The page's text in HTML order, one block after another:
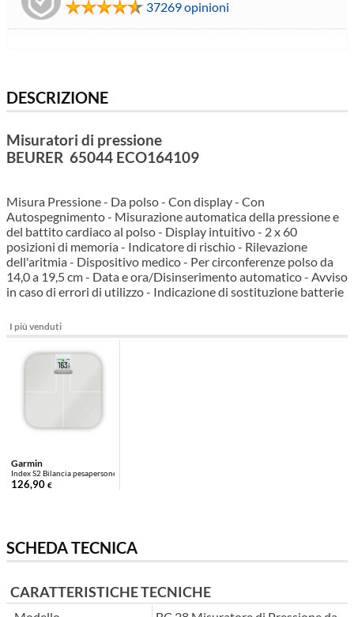
37269 opinioni
DESCRIZIONE
Misuratori di pressione
BEURER 65044 ECO164109
Misura Pressione - Da polso - Con display - Con
Autospegnimento - Misurazione automatica della pressione e
del battito cardiaco al polso - Display intuitivo - 2 x 60
posizioni di memoria - Indicatore di rischio - Rilevazione
dell'aritmia - Dispositivo medico - Per circonferenze polso da
14,0 a 19,5 cm - Data e ora/Disinserimento automatico - Avviso
in caso di errori di utilizzo - Indicazione di sostituzione batterie
I più venduti
Garmin
Index S2 Bilancia pesapersone smart Bianco
126,90 €
SCHEDA TECNICA
CARATTERISTICHE TECNICHE